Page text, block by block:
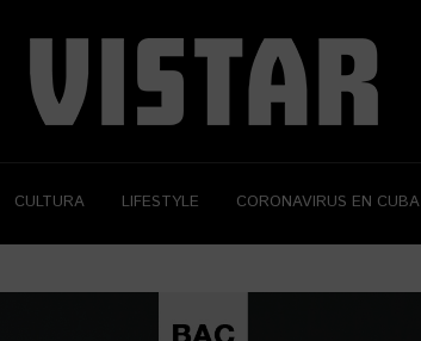
CULTURA LIFESTYLE CORONAVIRUS EN CUBA